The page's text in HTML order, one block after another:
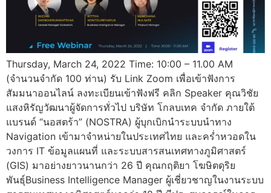
Thursday, March 24, 2022 Time: 10:00 – 11.00 AM
(จำนวนจำกัด 100 ท่าน) รับ Link Zoom เพื่อเข้าฟังการ
สัมมนาออนไลน์ ลงทะเบียนเข้าฟังฟรี คลิก Speaker คุณวิชัย
แสงหิรัญวัฒนาผู้จัดการทั่วไป บริษัท โกลบเทค จำกัด ภายใต้
แบรนด์ “นอสตร้า” (NOSTRA) ผู้บุกเบิกนำระบบนำทาง
Navigation เข้ามาจำหน่ายในประเทศไทย และคร่ำหวอดใน
วงการ IT ข้อมูลแผนที่ และระบบสารสนเทศทางภูมิศาสตร์
(GIS) มาอย่างยาวนานกว่า 26 ปี คุณกฤติยา โฆษิตดุริย
พันธุ์Business Intelligence Manager ผู้เชี่ยวชาญในงานระบบ